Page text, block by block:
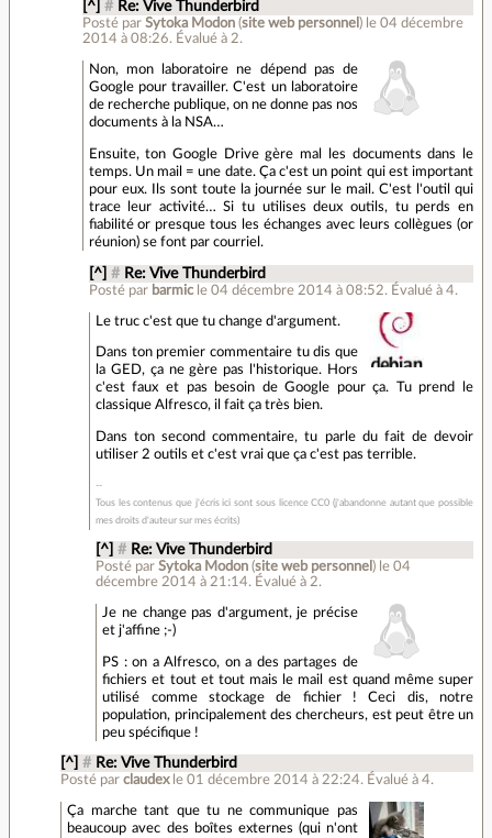
[^] # Re: Vive Thunderbird
Posté par Sytoka Modon(site web personnel ) le 04 décembre
2014 à 08:26.Évalué à 2.
Non, mon laboratoire ne dépend pas de
Google pour travailler. C'est un laboratoire
de recherche publique, on ne donne pas nos
documents à la NSA…
Ensuite, ton Google Drive gère mal les documents dans le
temps. Un mail = une date. Ça c'est un point qui est important
pour eux. Ils sont toute la journée sur le mail. C'est l'outil qui
trace leur activité… Si tu utilises deux outils, tu perds en
fiabilité or presque tous les échanges avec leurs collègues (or
réunion) se font par courriel.
[^] # Re: Vive Thunderbird
Posté par barmic le 04 décembre 2014 à 08:52. Évalué à 4.
Le truc c'est que tu change d'argument.
Dans ton premier commentaire tu dis que
la GED, ça ne gère pas l'historique. Hors
c'est faux et pas besoin de Google pour ça. Tu prend le
classique Alfresco, il fait ça très bien.
Dans ton second commentaire, tu parle du fait de devoir
utiliser 2 outils et c'est vrai que ça c'est pas terrible.
Tous les contenus que j'écris ici sont sous licence CC0 (j'abandonne autant que possible
mes droits d'auteur sur mes écrits)
[^] # Re: Vive Thunderbird
Posté parSytoka Modon (site web personnel ) le 04
décembre 2014 à 21:14. Évalué à 2.
Je ne change pas d'argument, je précise
et j'affine ;-)
PS : on a Alfresco, on a des partages de
fichiers et tout et tout mais le mail est quand même super
utilisé comme stockage de fichier ! Ceci dis, notre
population, principalement des chercheurs, est peut être un
peu spécifique !
[^] # Re: Vive Thunderbird
Posté parclaudex le 01 décembre 2014 à 22:24. Évalué à4.
Ça marche tant que tu ne communique pas
beaucoup avec des boîtes externes (qui n'ont